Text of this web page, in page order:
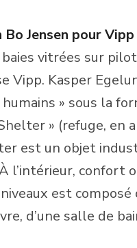
Jensen pour Vipp
vitrées sur
Vipp. Kasper
» sous la
» (refuge, en
est un objet
l’intérieur, confort
est composé
d’une salle de